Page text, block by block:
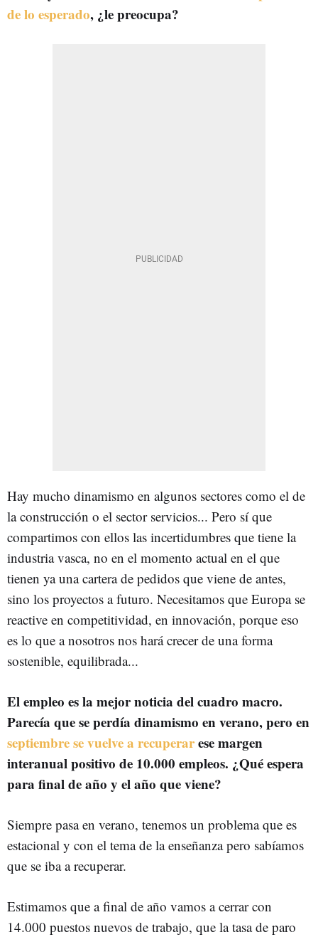
de lo esperado, ¿le preocupa?
Hay mucho dinamismo en algunos sectores como el de
la construcción o el sector servicios... Pero sí que
compartimos con ellos las incertidumbres que tiene la
industria vasca, no en el momento actual en el que
tienen ya una cartera de pedidos que viene de antes,
sino los proyectos a futuro. Necesitamos que Europa se
reactive en competitividad, en innovación, porque eso
es lo que a nosotros nos hará crecer de una forma
sostenible, equilibrada...
El empleo es la mejor noticia del cuadro macro.
Parecía que se perdía dinamismo en verano, pero en
septiembre se vuelve a recuperarese margen
interanual positivo de 10.000 empleos. ¿Qué espera
para final de año y el año que viene?
Siempre pasa en verano, tenemos un problema que es
estacional y con el tema de la enseñanza pero sabíamos
que se iba a recuperar.
Estimamos que a final de año vamos a cerrar con
14.000 puestos nuevos de trabajo, que la tasa de paro